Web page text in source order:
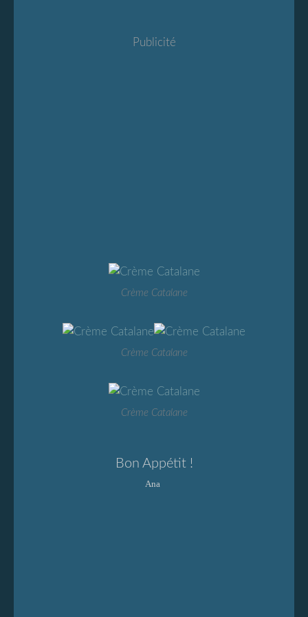
Publicité
Crème Catalane
Crème Catalane
Crème Catalane
Bon Appétit !
Ana